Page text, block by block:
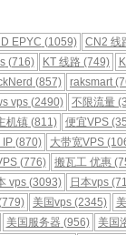
EPYC (1059) CN2 线
(716) KT 线路 (749)
(857) raksmart
vps(2490) 不限流量
机镇(811) 便宜VPS
IP(870) 大带宽VPS
(776) 搬瓦工 优惠
vps(3093) 日本vps
美国vps (2345)
美国服务器 (956) 美国